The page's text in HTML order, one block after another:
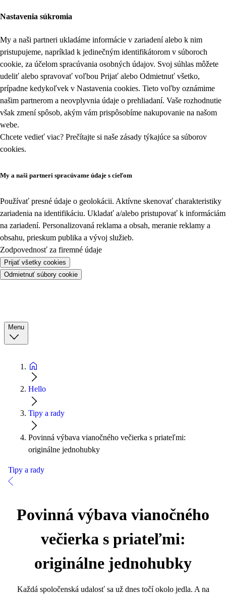
Nastavenia súkromia
My a naši partneri ukladáme informácie v zariadení alebo k nim
pristupujeme, napríklad k jedinečným identifikátorom v súboroch
cookie, za účelom spracúvania osobných údajov. Svoj súhlas môžete
udeliť alebo spravovať voľbou Prijať alebo Odmietnuť všetko,
prípadne kedykoľvek v Nastavenia cookies. Tieto voľby oznámime
našim partnerom a neovplyvnia údaje o prehliadaní. Vaše rozhodnutie
však zmení spôsob, akým vám prispôsobíme nakupovanie na našom
webe.
Chcete vedieť viac? Prečítajte si naše zásady týkajúce sa súborov
cookies.
My a naši partneri spracúvame údaje s cieľom
Používať presné údaje o geolokácii. Aktívne skenovať charakteristiky
zariadenia na identifikáciu. Ukladať a/alebo pristupovať k informáciám
na zariadení. Personalizovaná reklama a obsah, meranie reklamy a
obsahu, prieskum publika a vývoj služieb.
Zodpovednosť za firemné údaje
Prijať všetky cookies
Odmietnuť súbory cookie
Menu
Hello
Tipy a rady
Povinná výbava vianočného večierka s priateľmi:
originálne jednohubky
Tipy a rady
Povinná výbava vianočného
večierka s priateľmi:
originálne jednohubky
Každá spoločenská udalosť sa už dnes točí okolo jedla. A na